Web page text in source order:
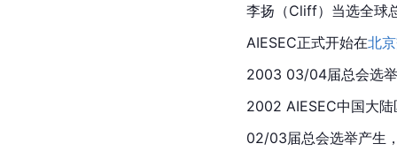
李扬（Cliff）当选全球
AIESEC正式开始在北
2003 03/04届总会选
2002 AIESEC中国大陆
02/03届总会选举产生